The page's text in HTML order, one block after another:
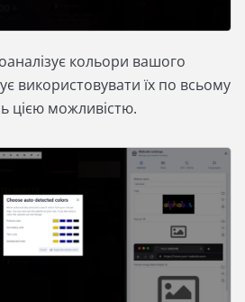
кольори вашого
використовувати їх по всьому
цією можливістю.